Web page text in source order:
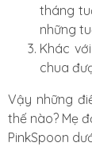
tháng
những
Khác
chua
Vậy những
thế nào? Mẹ
PinkSpoon